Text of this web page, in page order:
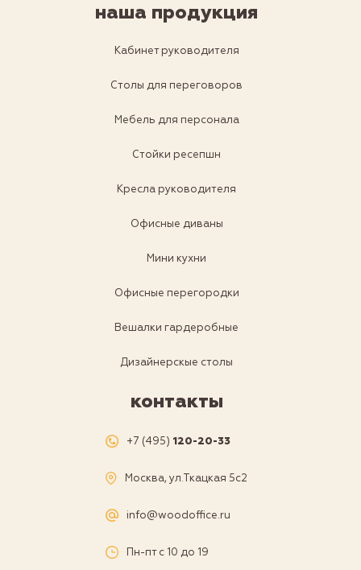
наша продукция
Кабинет руководителя
Столы для переговоров
Мебель для персонала
Стойки ресепшн
Кресла руководителя
Офисные диваны
Мини кухни
Офисные перегородки
Вешалки гардеробные
Дизайнерскые столы
контакты
+7 (495) 120-20-33
Москва, ул.Ткацкая 5с2
info@woodoffice.ru
Пн-пт с 10 до 19